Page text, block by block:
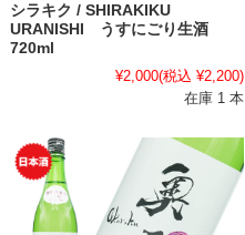
シラキク / SHIRAKIKU
URANISHI うすにごり生酒
720ml
¥2,000(税込 ¥2,200)
在庫 1 本